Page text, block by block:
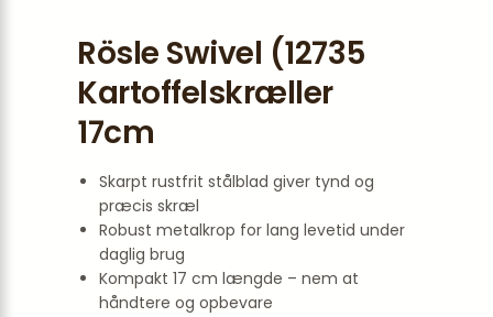
Rösle Swivel (12735
Kartoffelskræller
17cm
Skarpt rustfrit stålblad giver tynd og
præcis skræl
Robust metalkrop for lang levetid under
daglig brug
Kompakt 17 cm længde – nem at
håndtere og opbevare